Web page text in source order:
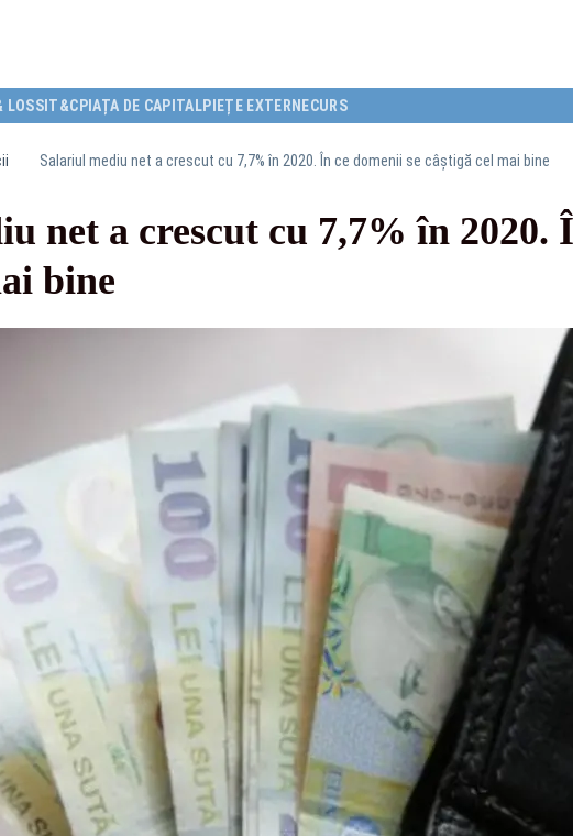
LOSS IT&C PIAȚA DE CAPITALPIEȚE EXTERNECURS
Salariul mediu net a crescut cu 7,7% în 2020. În ce domenii se câștigă cel mai bine
net a crescut cu 7,7% în 2020.
bine